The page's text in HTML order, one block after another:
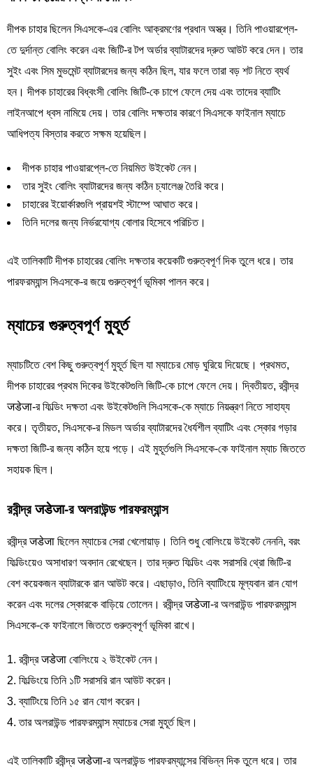
দীপক চাহার ছিলেন সিএসকে-এর বোলিং আক্রমণের প্রধান অস্ত্র। তিনি পাওয়ারপ্লে-
তে দুর্দান্ত বোলিং করেন এবং জিটি-র টপ অর্ডার ব্যাটারদের দ্রুত আউট করে দেন। তার
সুইং এবং সিম মুভমেন্ট ব্যাটারদের জন্য কঠিন ছিল, যার ফলে তারা বড় শট নিতে ব্যর্থ
হন। দীপক চাহারের বিধ্বংসী বোলিং জিটি-কে চাপে ফেলে দেয় এবং তাদের ব্যাটিং
লাইনআপে ধ্বস নামিয়ে দেয়। তার বোলিং দক্ষতার কারণে সিএসকে ফাইনাল ম্যাচে
আধিপত্য বিস্তার করতে সক্ষম হয়েছিল।
দীপক চাহার পাওয়ারপ্লে-তে নিয়মিত উইকেট নেন।
তার সুইং বোলিং ব্যাটারদের জন্য কঠিন চ্যালেঞ্জ তৈরি করে।
চাহারের ইয়োর্কারগুলি প্রায়শই স্টাম্পে আঘাত করে।
তিনি দলের জন্য নির্ভরযোগ্য বোলার হিসেবে পরিচিত।
এই তালিকাটি দীপক চাহারের বোলিং দক্ষতার কয়েকটি গুরুত্বপূর্ণ দিক তুলে ধরে। তার
পারফরম্যান্স সিএসকে-র জয়ে গুরুত্বপূর্ণ ভূমিকা পালন করে।
ম্যাচের গুরুত্বপূর্ণ মুহূর্ত
ম্যাচটিতে বেশ কিছু গুরুত্বপূর্ণ মুহূর্ত ছিল যা ম্যাচের মোড় ঘুরিয়ে দিয়েছে। প্রথমত,
দীপক চাহারের প্রথম দিকের উইকেটগুলি জিটি-কে চাপে ফেলে দেয়। দ্বিতীয়ত, রবীন্দ্র
जडेजा-র ফিল্ডিং দক্ষতা এবং উইকেটগুলি সিএসকে-কে ম্যাচে নিয়ন্ত্রণ নিতে সাহায্য
করে। তৃতীয়ত, সিএসকে-র মিডল অর্ডার ব্যাটারদের ধৈর্যশীল ব্যাটিং এবং স্কোর গড়ার
দক্ষতা জিটি-র জন্য কঠিন হয়ে পড়ে। এই মুহূর্তগুলি সিএসকে-কে ফাইনাল ম্যাচ জিততে
সহায়ক ছিল।
রবীন্দ্র जडेजा-র অলরাউন্ড পারফরম্যান্স
রবীন্দ্র जडेजा ছিলেন ম্যাচের সেরা খেলোয়াড়। তিনি শুধু বোলিংয়ে উইকেট নেননি, বরং
ফিল্ডিংয়েও অসাধারণ অবদান রেখেছেন। তার দ্রুত ফিল্ডিং এবং সরাসরি থ্রো জিটি-র
বেশ কয়েকজন ব্যাটারকে রান আউট করে। এছাড়াও, তিনি ব্যাটিংয়ে মূল্যবান রান যোগ
করেন এবং দলের স্কোরকে বাড়িয়ে তোলেন। রবীন্দ্র जडेजा-র অলরাউন্ড পারফরম্যান্স
সিএসকে-কে ফাইনালে জিততে গুরুত্বপূর্ণ ভূমিকা রাখে।
রবীন্দ্র जडेजा বোলিংয়ে ২ উইকেট নেন।
ফিল্ডিংয়ে তিনি ১টি সরাসরি রান আউট করেন।
ব্যাটিংয়ে তিনি ১৫ রান যোগ করেন।
তার অলরাউন্ড পারফরম্যান্স ম্যাচের সেরা মুহূর্ত ছিল।
এই তালিকাটি রবীন্দ্র जडेजा-র অলরাউন্ড পারফরম্যান্সের বিভিন্ন দিক তুলে ধরে। তার